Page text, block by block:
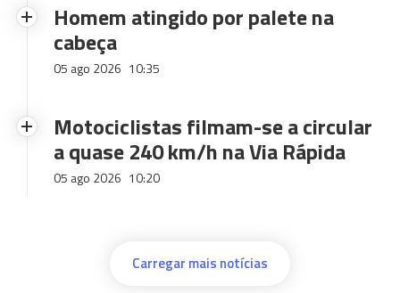
Homem atingido por palete na
cabeça
05 ago 2026 10:35
Motociclistas filmam-se a circular
a quase 240 km/h na Via Rápida
05 ago 2026 10:20
Carregar mais notícias